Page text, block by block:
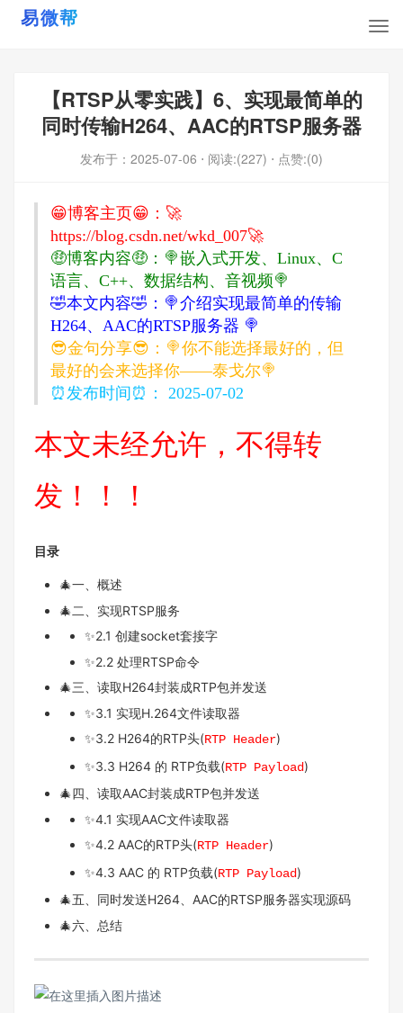
【RTSP从零实践】6、实现最简单的
同时传输H264、AAC的RTSP服务器
发布于： 2025-07-06 ⋅ 阅读:(227) ⋅ 点赞:(0)
😁博客主页😁：🚀
https://blog.csdn.net/wkd_007🚀
🤑博客内容🤑：🍭嵌入式开发、Linux、C
语言、C++、数据结构、音视频🍭
🤣本文内容🤣：🍭介绍实现最简单的传输
H264、AAC的RTSP服务器 🍭
😎金句分享😎：🍭你不能选择最好的，但
最好的会来选择你——泰戈尔🍭
⏰发布时间⏰： 2025-07-02
本文未经允许，不得转
发！！！
目录
🎄一、概述
🎄二、实现RTSP服务
✨2.1 创建socket套接字
✨2.2 处理RTSP命令
🎄三、读取H264封装成RTP包并发送
✨3.1 实现H.264文件读取器
✨3.2 H264的RTP头(RTP Header)
✨3.3 H264 的 RTP负载(RTP Payload)
🎄四、读取AAC封装成RTP包并发送
✨4.1 实现AAC文件读取器
✨4.2 AAC的RTP头(RTP Header)
✨4.3 AAC 的 RTP负载(RTP Payload)
🎄五、同时发送H264、AAC的RTSP服务器实现源码
🎄六、总结